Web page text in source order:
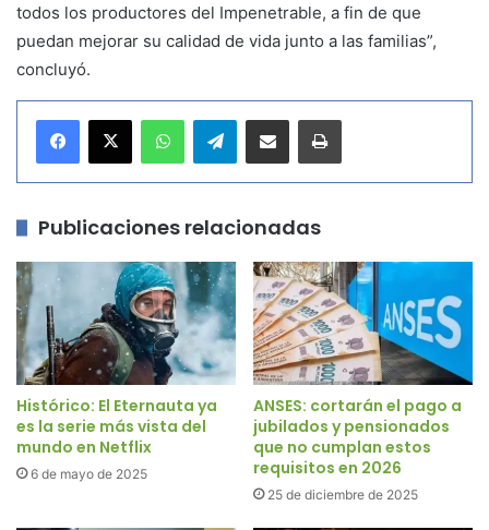
todos los productores del Impenetrable, a fin de que
puedan mejorar su calidad de vida junto a las familias”,
concluyó.
Telegram
Publicaciones relacionadas
Histórico: El Eternauta ya
es la serie más vista del
mundo en Netflix
6 de mayo de 2025
ANSES: cortarán el pago a
jubilados y pensionados
que no cumplan estos
requisitos en 2026
25 de diciembre de 2025